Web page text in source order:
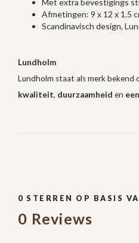
Met extra bevestigings
Afmetingen: 9 x 12 x 1.5
Scandinavisch design,
Lundholm
Lundholm staat als merk bekend
kwaliteit, duurzaamheid en
0 STERREN OP BASIS
0 Reviews